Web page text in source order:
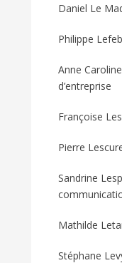
Daniel Le
Philippe
Anne
d’entreprise
Françoise
Pierre
Sandrine
Mathilde
Stéphane